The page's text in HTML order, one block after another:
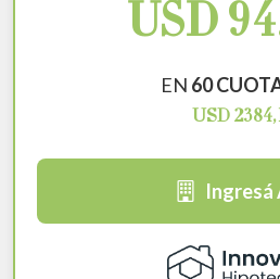
USD
EN 60
USD
Ingresá